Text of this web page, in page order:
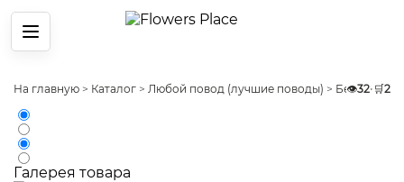
Меню
На главную > Каталог > Любой повод (лучшие поводы) > Без повода
👁️32• 🛒2
Галерея товара